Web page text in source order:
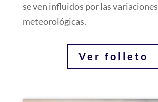
se ven influidos por las variaciones
meteorológicas.
Ver folleto